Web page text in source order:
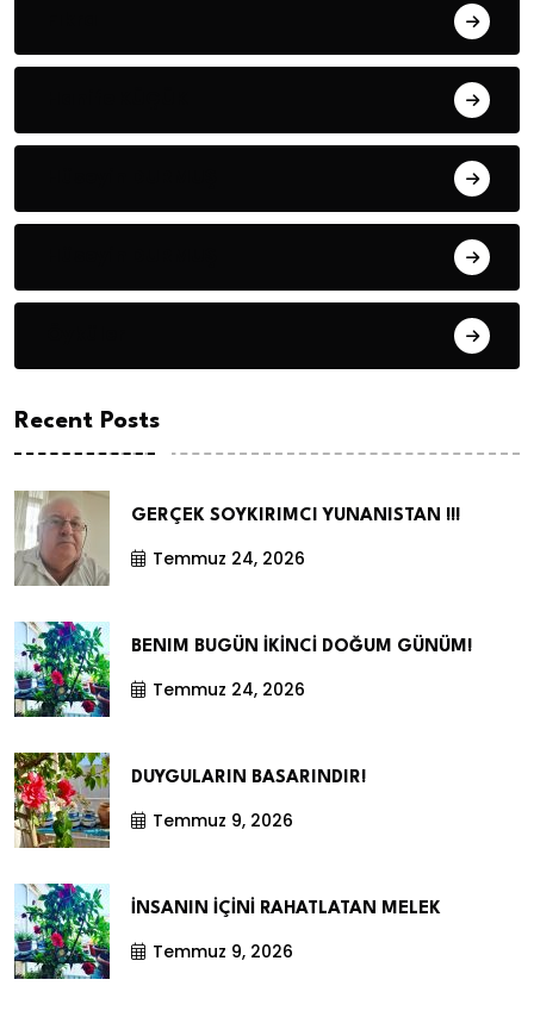
Recent Posts
GERÇEK SOYKIRIMCI YUNANISTAN !!!
Temmuz 24, 2026
BENIM BUGÜN İKİNCİ DOĞUM GÜNÜM!
Temmuz 24, 2026
DUYGULARIN BASARINDIR!
Temmuz 9, 2026
İNSANIN İÇİNİ RAHATLATAN MELEK
Temmuz 9, 2026